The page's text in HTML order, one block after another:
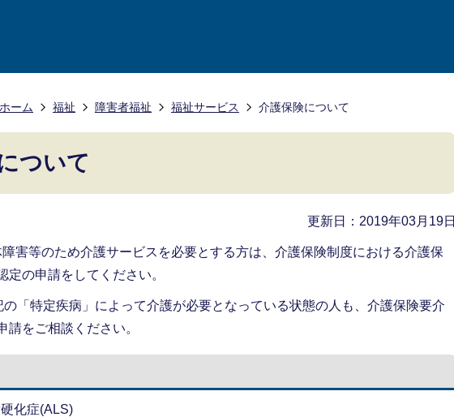
ホーム 福祉 障害者福祉 福祉サービス 介護保険について
ついて
更新日：2019年03月19日
害等のため介護サービスを必要とする方は、介護保険制度における介護保
定の申請をしてください。
「特定疾病」によって介護が必要となっている状態の人も、介護保険要介
請をご相談ください。
化症(ALS)